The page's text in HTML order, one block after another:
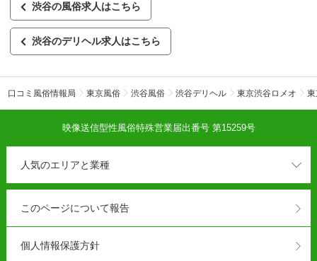
渋谷の風俗求人はこちら
渋谷のデリヘル求人はこちら
口コミ風俗情報局 東京風俗 渋谷風俗 渋谷デリヘル 東京渋谷ロメオ
映像送信型性風俗特殊営業届出番号 第15259号
人気のエリアと業種
このページについて報告
個人情報保護方針